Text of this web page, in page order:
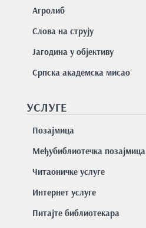
Агролиб
Слова на струју
Јагодина у објективу
Српска академска мисао
УСЛУГЕ
Позајмицa
Међубиблиотечка позајмица
Читаоничке услуге
Интернет услуге
Питајте библиотекара